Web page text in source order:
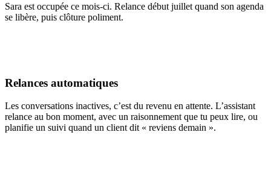
Sara est occupée ce mois-ci. Relance début juillet quand son agenda
se libère, puis clôture poliment.
Relances automatiques
Les conversations inactives, c’est du revenu en attente. L’assistant
relance au bon moment, avec un raisonnement que tu peux lire, ou
planifie un suivi quand un client dit « reviens demain ».